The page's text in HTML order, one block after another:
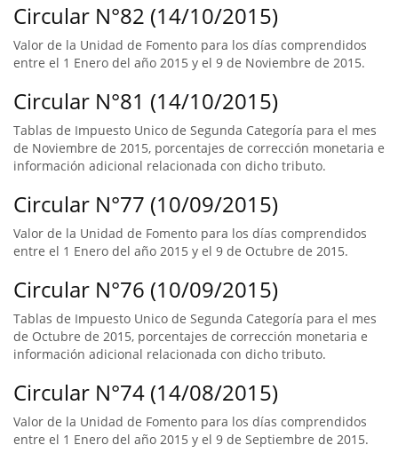
Circular N°82 (14/10/2015)
Valor de la Unidad de Fomento para los días comprendidos
entre el 1 Enero del año 2015 y el 9 de Noviembre de 2015.
Circular N°81 (14/10/2015)
Tablas de Impuesto Unico de Segunda Categoría para el mes
de Noviembre de 2015, porcentajes de corrección monetaria e
información adicional relacionada con dicho tributo.
Circular N°77 (10/09/2015)
Valor de la Unidad de Fomento para los días comprendidos
entre el 1 Enero del año 2015 y el 9 de Octubre de 2015.
Circular N°76 (10/09/2015)
Tablas de Impuesto Unico de Segunda Categoría para el mes
de Octubre de 2015, porcentajes de corrección monetaria e
información adicional relacionada con dicho tributo.
Circular N°74 (14/08/2015)
Valor de la Unidad de Fomento para los días comprendidos
entre el 1 Enero del año 2015 y el 9 de Septiembre de 2015.